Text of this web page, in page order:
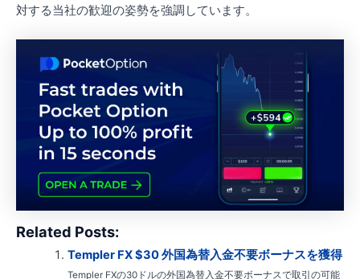
対する当社の歓迎の姿勢を強調しています。
Related Posts:
Templer FX $30 外国為替入金不要ボーナスを獲得
Templer FXの30ドルの外国為替入金不要ボーナスで取引の可能